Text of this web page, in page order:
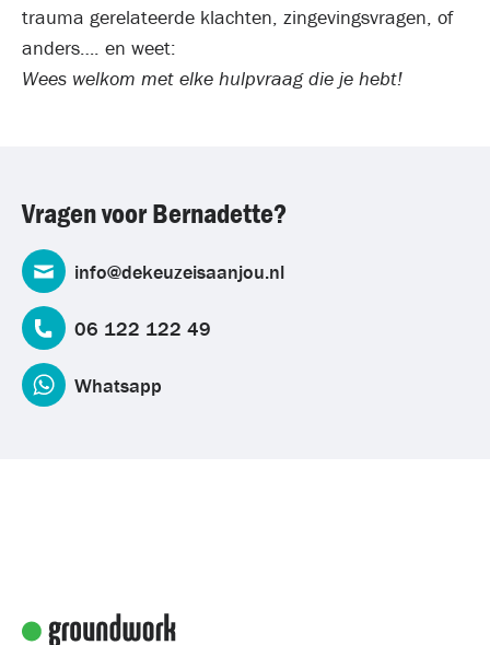
trauma gerelateerde klachten, zingevingsvragen, of
anders…. en weet:
Wees welkom met elke hulpvraag die je hebt!
Vragen voor Bernadette?
info@dekeuzeisaanjou.nl
06 122 122 49
Whatsapp